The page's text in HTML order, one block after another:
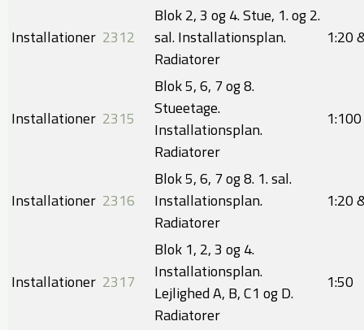
Installationer 2312
Blok 2, 3 og 4. Stue, 1. og 2.
sal. Installationsplan.
Radiatorer
​1:20
Installationer 2315
Blok 5, 6, 7 og 8.
Stueetage.
Installationsplan.
Radiatorer
​​1:100
Installationer 2316
Blok 5, 6, 7 og 8. 1. sal.
Installationsplan.
Radiatorer
​1:20
Installationer 2317
Blok 1, 2, 3 og 4.
Installationsplan.
Lejlighed A, B, C1 og D.
Radiatorer
​​1:50